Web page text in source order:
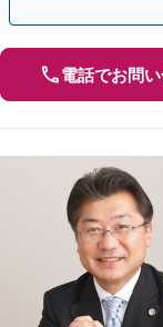
電話でお問